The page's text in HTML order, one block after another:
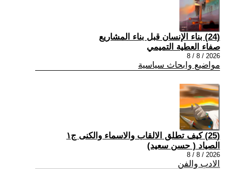
(24) بناء الإنسان قبل بناء المشاريع
صفاء العطية التميمي
2026 / 8 / 8
مواضيع وابحاث سياسية
(25) كيف تطلق الالقاب والاسماء والكنى ج١
الصياد ‏( حسن سعيد‏)
2026 / 8 / 8
الادب والفن